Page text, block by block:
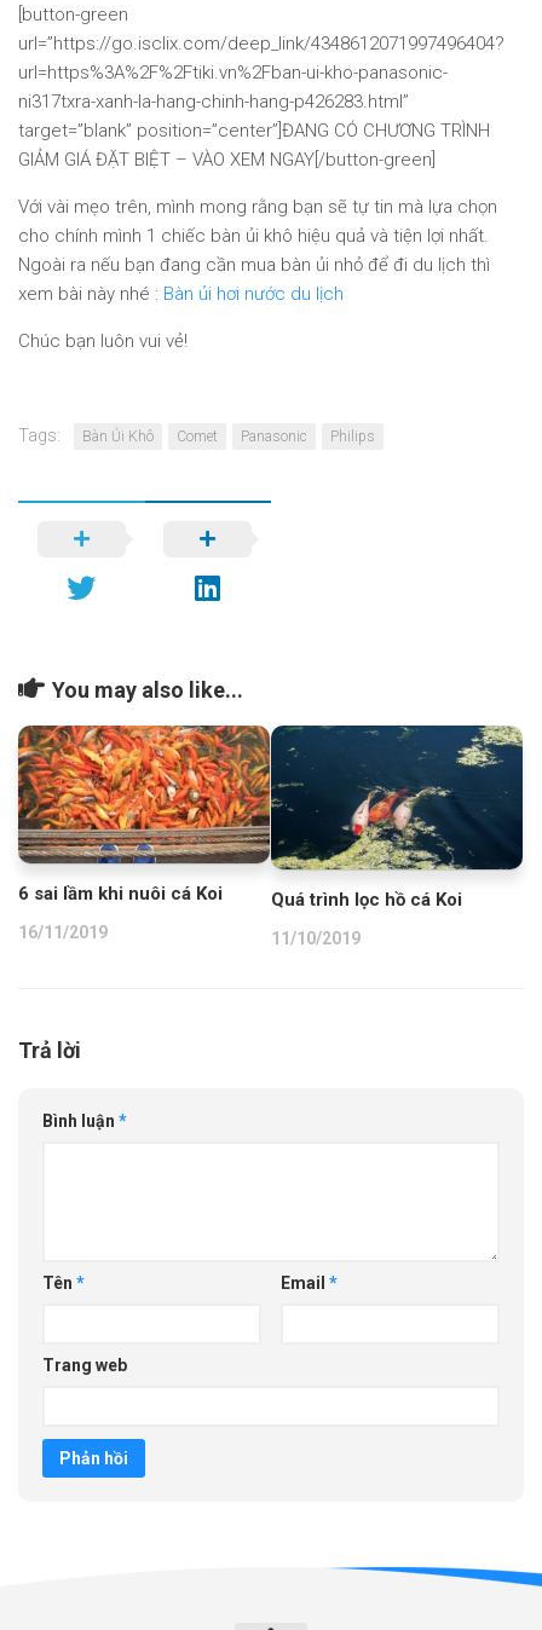
[button-green
url=”https://go.isclix.com/deep_link/4348612071997496404?
url=https%3A%2F%2Ftiki.vn%2Fban-ui-kho-panasonic-
ni317txra-xanh-la-hang-chinh-hang-p426283.html”
target=”blank” position=”center”]ĐANG CÓ CHƯƠNG TRÌNH
GIẢM GIÁ ĐẶT BIỆT – VÀO XEM NGAY[/button-green]
Với vài mẹo trên, mình mong rằng bạn sẽ tự tin mà lựa chọn
cho chính mình 1 chiếc bàn ủi khô hiệu quả và tiện lợi nhất.
Ngoài ra nếu bạn đang cần mua bàn ủi nhỏ để đi du lịch thì
xem bài này nhé : Bàn ủi hơi nước du lịch
Chúc bạn luôn vui vẻ!
Tags: Bàn Ủi Khô Comet Panasonic Philips
You may also like...
6 sai lầm khi nuôi cá Koi
16/11/2019
Quá trình lọc hồ cá Koi
11/10/2019
Trả lời
Bình luận *
Tên * Email *
Trang web